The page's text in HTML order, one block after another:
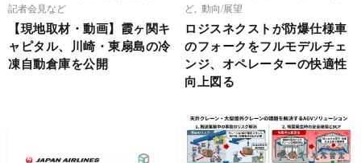
記者会見など
【現地取材・動画】霞ヶ関キ
ャピタル、川崎・東扇島の冷
凍自動倉庫を公開
ど
動向/展望
ロジスネクストが防爆仕様車
のフォークをフルモデルチェ
ンジ、オペレーターの快適性
向上図る